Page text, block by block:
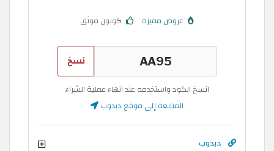
عروض مميزة كوبون موثق
نسخ
انسخ الكود واستخدمه عند انهاء عملية الشراء
المتابعة إلى موقع دبدوب
دبدوب